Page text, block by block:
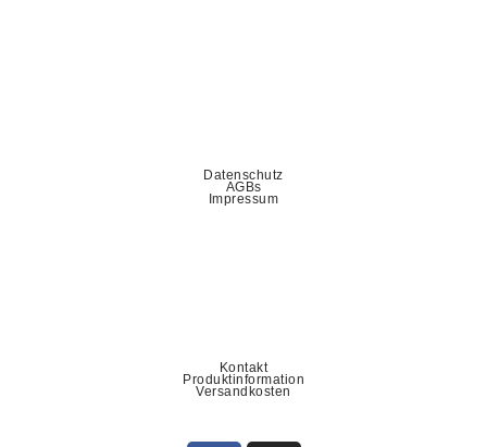
Datenschutz
AGBs
Impressum
Kontakt
Produktinformation
Versandkosten